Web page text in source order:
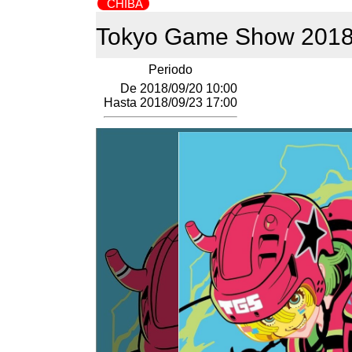
CHIBA
Tokyo Game Show
Periodo
De 2018/09/20 10:00
Hasta 2018/09/23 17:00